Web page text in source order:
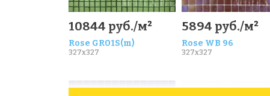
10844 руб./м²
Rose GR01S(m)
327x327
5894 руб./м²
Rose WB 96
327x327